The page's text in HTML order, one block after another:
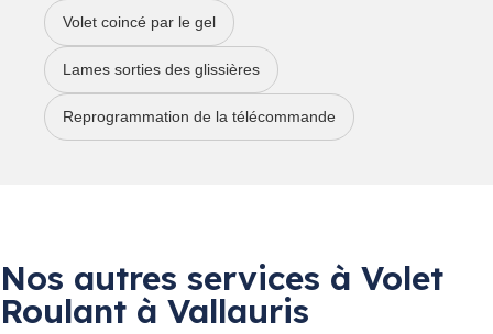
Volet coincé par le gel
Lames sorties des glissières
Reprogrammation de la télécommande
Nos autres services à Volet
Roulant à Vallauris